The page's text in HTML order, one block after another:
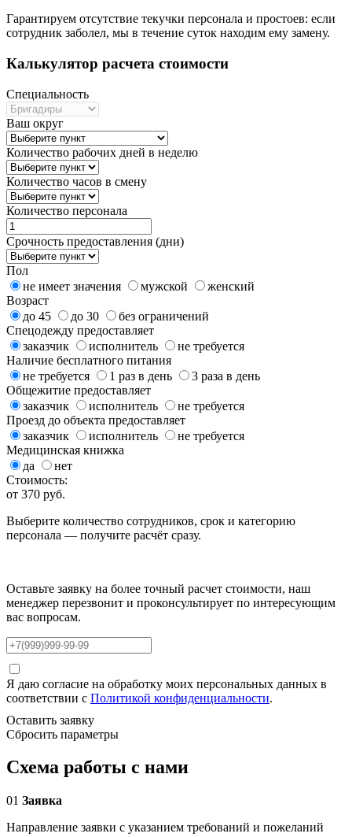
Гарантируем отсутствие текучки персонала и простоев: если
сотрудник заболел, мы в течение суток находим ему замену.
Калькулятор расчета стоимости
Специальность
Ваш округ
Количество рабочих дней в неделю
Количество часов в смену
Количество персонала
Срочность предоставления (дни)
Пол
не имеет значения
мужской
женский
Возраст
до 45
до 30
без ограничений
Спецодежду предоставляет
заказчик
исполнитель
не требуется
Наличие бесплатного питания
не требуется
1 раз в день
3 раза в день
Общежитие предоставляет
заказчик
исполнитель
не требуется
Проезд до объекта предоставляет
заказчик
исполнитель
не требуется
Медицинская книжка
да
нет
Стоимость:
от 370 руб.
Выберите количество сотрудников, срок и категорию
персонала — получите расчёт сразу.
Оставьте заявку на более точный расчет стоимости, наш
менеджер перезвонит и проконсультирует по интересующим
вас вопросам.
Я даю согласие на обработку моих персональных данных в
соответствии с Политикой конфиденциальности.
Оставить заявку
Сбросить параметры
Схема работы с нами
01 Заявка
Направление заявки с указанием требований и пожеланий